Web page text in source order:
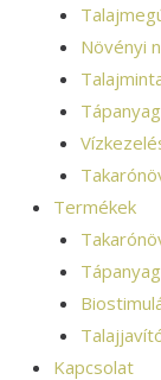
Növényi
Termékek
Kapcsolat